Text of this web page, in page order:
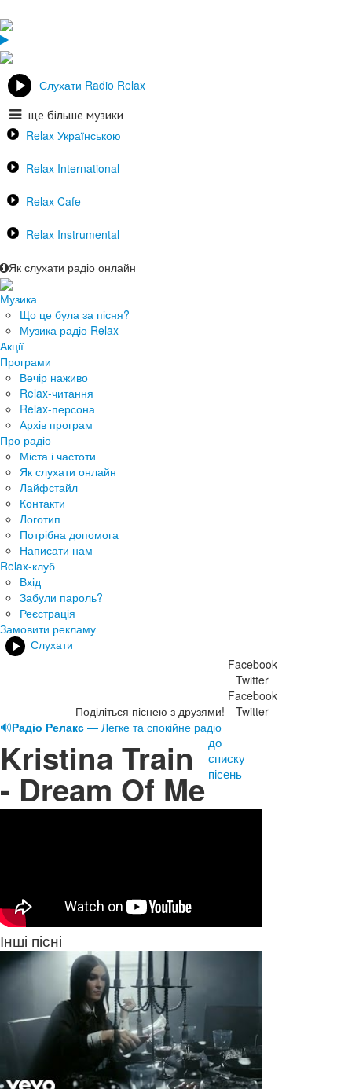
Слухати Radio Relax
ще більше музики
Relax Українською
Relax International
Relax Cafe
Relax Instrumental
Як слухати радіо онлайн
Музика
Що це була за пісня?
Музика радіо Relax
Акції
Програми
Вечір наживо
Relax-читання
Relax-персона
Архів програм
Про радіо
Міста і частоти
Як слухати онлайн
Лайфстайл
Контакти
Логотип
Потрібна допомога
Написати нам
Relax-клуб
Вхід
Забули пароль?
Реєстрація
Замовити рекламу
Слухати
Поділіться піснею з друзями!
Facebook
Twitter
Facebook
Twitter
🔊Радіо Релакс — Легке та спокійне радіо
Kristina Train
- Dream Of Me
до
списку
пісень
Інші пісні